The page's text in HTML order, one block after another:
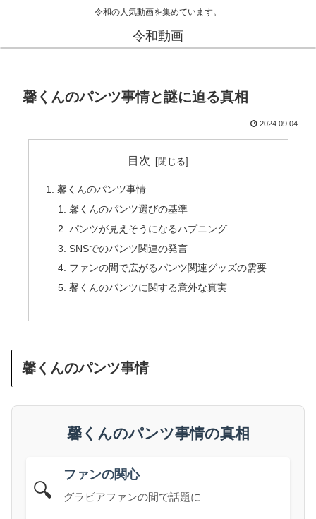
令和の人気動画を集めています。
令和動画
馨くんのパンツ事情と謎に迫る真相
2024.09.04
目次
馨くんのパンツ事情
馨くんのパンツ選びの基準
パンツが見えそうになるハプニング
SNSでのパンツ関連の発言
ファンの間で広がるパンツ関連グッズの需要
馨くんのパンツに関する意外な真実
馨くんのパンツ事情
馨くんのパンツ事情の真相
🔍
ファンの関心
グラビアファンの間で話題に